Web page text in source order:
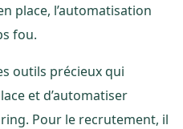
place, l’automatisation
fou.
outils précieux qui
et d’automatiser
Pour le recrutement, il